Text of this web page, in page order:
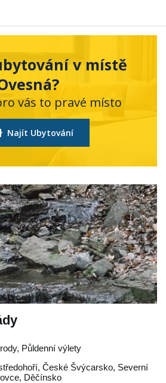
v místě
vás to pravé místo
Najít Ubytování
Půldenní výlety
, České Švýcarsko, Severní
, Děčínsko